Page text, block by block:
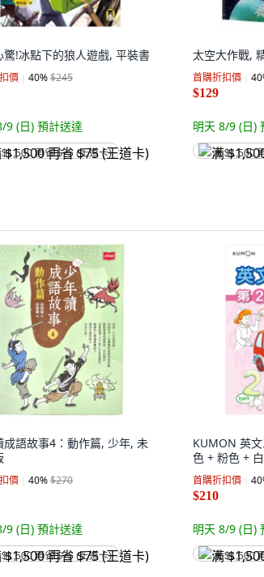
驚!冰點下的狼人遊戲, 平裝書
價 40%$245
9 (日) 預計送達
$1,500 再省 $75 (王道卡)
太空大作戰,
首購折扣價 40
$129
明天 8/9 (日)
满 $1,500
成語故事4：動作篇, 少年, 未
價 40%$270
9 (日) 預計送達
$1,500 再省 $75 (王道卡)
KUMON 英
色 + 粉色 +
首購折扣價 40
$210
明天 8/9 (日)
满 $1,500